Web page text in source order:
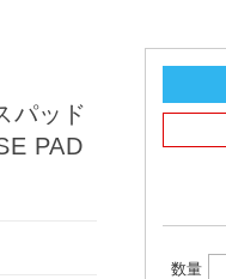
パッド
PAD
数量